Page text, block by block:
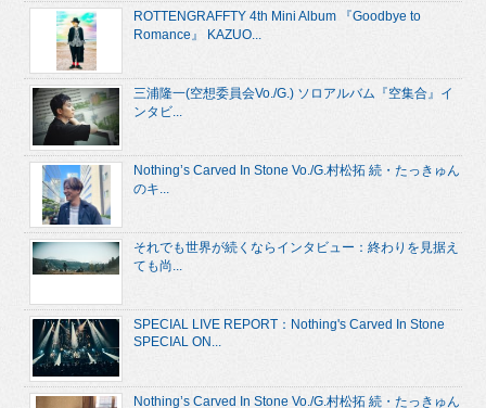
ROTTENGRAFFTY 4th Mini Album 『Goodbye to
Romance』 KAZUO...
三浦隆一(空想委員会Vo./G.) ソロアルバム『空集合』イ
ンタビ...
Nothing’s Carved In Stone Vo./G.村松拓 続・たっきゅん
のキ...
それでも世界が続くならインタビュー：終わりを見据え
ても尚...
SPECIAL LIVE REPORT：Nothing's Carved In Stone
SPECIAL ON...
Nothing’s Carved In Stone Vo./G.村松拓 続・たっきゅん